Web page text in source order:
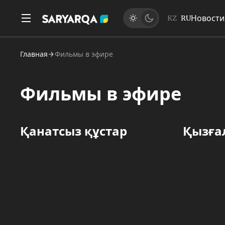
KZ RUНовости
Главная Фильмы в эфире
Фильмы в эфире
Қанатсыз құстар